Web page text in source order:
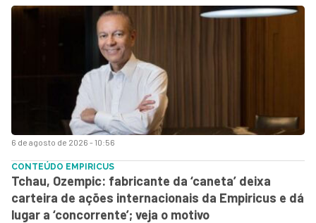
6 de agosto de 2026 - 10:56
CONTEÚDO EMPIRICUS
Tchau, Ozempic: fabricante da ‘caneta’ deixa
carteira de ações internacionais da Empiricus e dá
lugar a ‘concorrente’; veja o motivo